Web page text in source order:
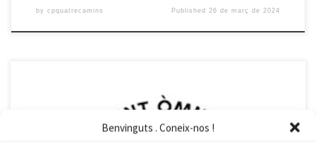
Benvinguts . Coneix-nos !
by cpquatrecamins Published26 de març de 2024
Música, lletres, ritmes diversos que s’ajunten dins de l’espai i flueixen